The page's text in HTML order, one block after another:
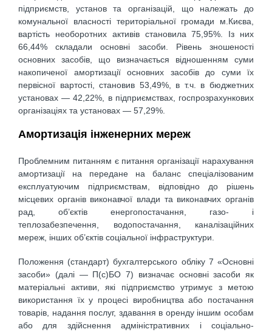
підприємств, установ та організацій, що належать до
комунальної власності територіальної громади м.Києва,
вартість необоротних активів становила 75,95%. Із них
66,44% складали основні засоби. Рівень зношеності
основних засобів, що визначається відношенням суми
накопиченої амортизації основних засобів до суми їх
первісної вартості, становив 53,49%, в т.ч. в бюджетних
установах — 42,22%, в підприємствах, госпрозрахункових
організаціях та установах — 57,29%.
Амортизація інженерних мереж
Проблемним питанням є питання організації нарахування
амортизації на передане на баланс спеціалізованим
експлуатуючим підприємствам, відповідно до рішень
місцевих органів виконавчої влади та виконавчих органів
рад, об’єктів енергопостачання, газо- і
теплозабезпечення, водопостачання, каналізаційних
мереж, інших об’єктів соціальної інфраструктури.
Положення (стандарт) бухгалтерського обліку 7 «Основні
засоби» (далі — П(с)БО 7) визначає основні засоби як
матеріальні активи, які підприємство утримує з метою
використання їх у процесі виробництва або постачання
товарів, надання послуг, здавання в оренду іншим особам
або для здійснення адміністративних і соціально-